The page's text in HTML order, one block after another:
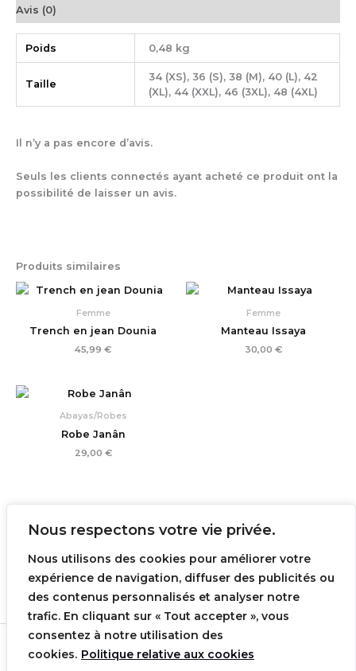
Nous respectons votre vie privée.
Nous utilisons des cookies pour améliorer votre
expérience de navigation, diffuser des publicités ou
des contenus personnalisés et analyser notre
trafic. En cliquant sur « Tout accepter », vous
consentez à notre utilisation des
cookies. Politique relative aux cookies
Avis (0)
Poids 0,48 kg
Taille
34 (XS), 36 (S), 38 (M), 40 (L), 42
(XL), 44 (XXL), 46 (3XL), 48 (4XL)
Il n’y a pas encore d’avis.
Seuls les clients connectés ayant acheté ce produit ont la
possibilité de laisser un avis.
Produits similaires
Femme
Trench en jean Dounia
45,99 €
Femme
Manteau Issaya
30,00 €
Abayas/Robes
Robe Janân
29,00 €
Mentions légales
Contact
Copyright © 2026 Arjita Collection | Realisée par